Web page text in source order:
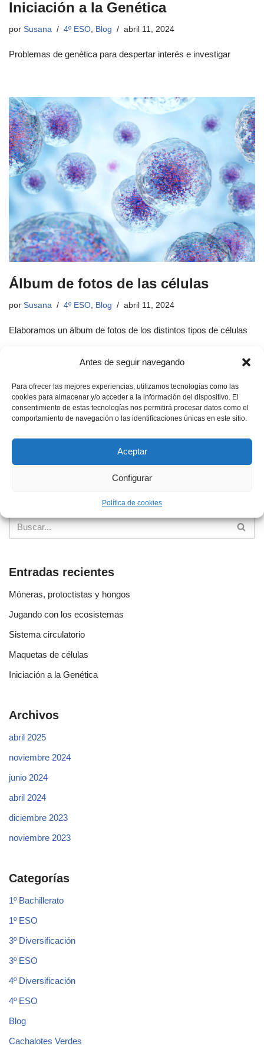
Antes de seguir navegando
Para ofrecer las mejores experiencias, utilizamos tecnologías como las
cookies para almacenar y/o acceder a la información del dispositivo. El
consentimiento de estas tecnologías nos permitirá procesar datos como el
comportamiento de navegación o las identificaciones únicas en este sitio.
Aceptar
Configurar
Política de cookies
Iniciación a la Genética
por Susana 4º ESO Blog abril 11, 2024
Problemas de genética para despertar interés e investigar
Álbum de fotos de las células
por Susana 4º ESO Blog abril 11, 2024
Elaboramos un álbum de fotos de los distintos tipos de células
Construyendo fallas
porSusana 4º ESO ,Blog abril 11, 2024
Entradas recientes
Móneras, protoctistas y hongos
Jugando con los ecosistemas
Sistema circulatorio
Maquetas de células
Iniciación a la Genética
Archivos
abril 2025
noviembre 2024
junio 2024
abril 2024
diciembre 2023
noviembre 2023
Categorías
1º Bachillerato
1º ESO
3º Diversificación
3º ESO
4º Diversificación
4º ESO
Blog
Cachalotes Verdes